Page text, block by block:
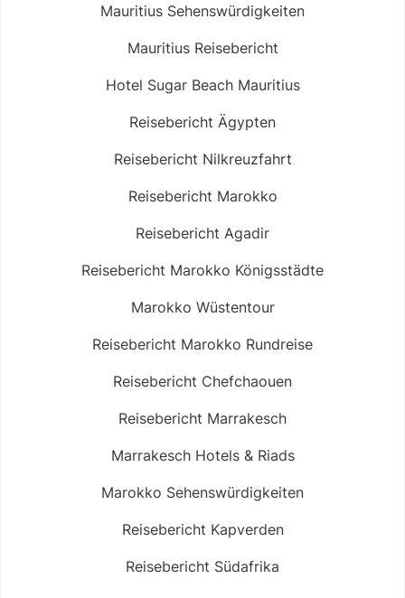
Mauritius Sehenswürdigkeiten
Mauritius Reisebericht
Hotel Sugar Beach Mauritius
Reisebericht Ägypten
Reisebericht Nilkreuzfahrt
Reisebericht Marokko
Reisebericht Agadir
Reisebericht Marokko Königsstädte
Marokko Wüstentour
Reisebericht Marokko Rundreise
Reisebericht Chefchaouen
Reisebericht Marrakesch
Marrakesch Hotels & Riads
Marokko Sehenswürdigkeiten
Reisebericht Kapverden
Reisebericht Südafrika